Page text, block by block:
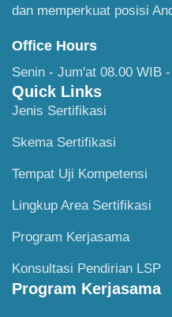
dan memperkuat posisi
Office Hours
Senin - Jum'at 08.00 WIB
Quick Links
Jenis Sertifikasi
Skema Sertifikasi
Tempat Uji Kompetensi
Lingkup Area Sertifikasi
Program Kerjasama
Konsultasi Pendirian LSP
Program Kerjasama